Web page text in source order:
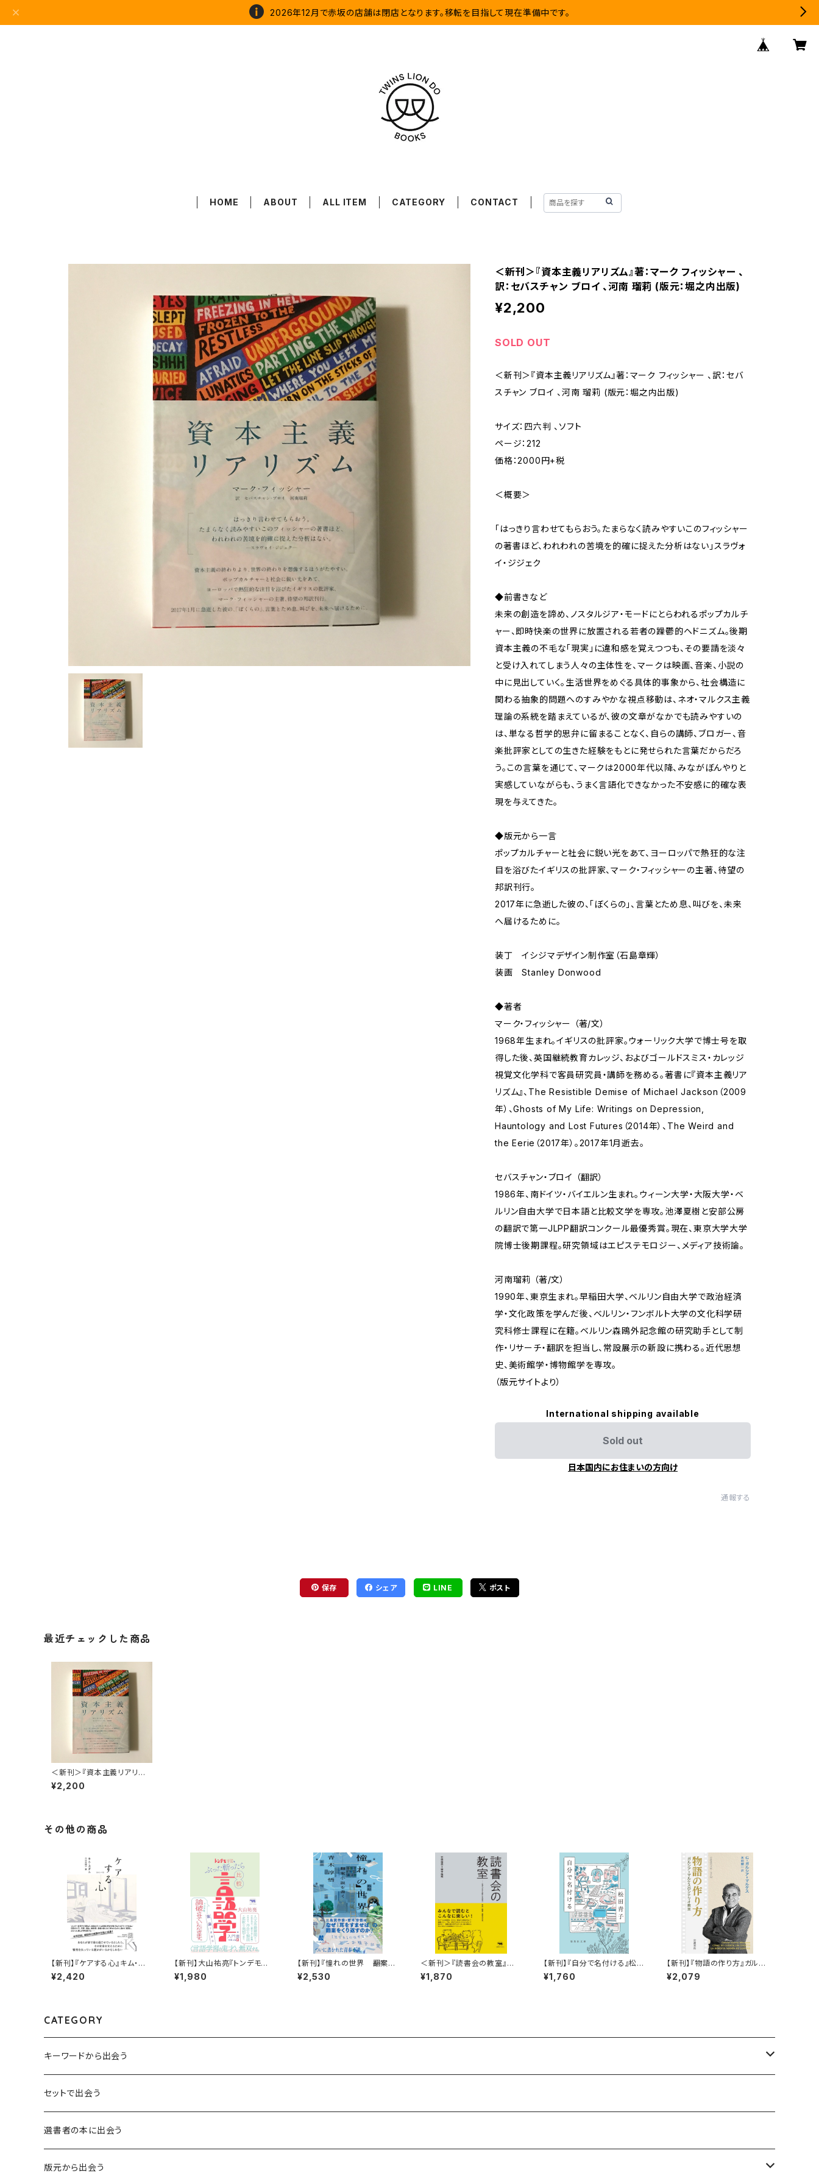
2026年12月で赤坂の店舗は閉店となります。移転を目指して現在準備中です。
HOME ABOUT ALL ITEM CATEGORY CONTACT
＜新刊＞『資本主義リアリズム』著：マーク フィッシャー 、
訳：セバスチャン ブロイ 、河南 瑠莉 (版元：堀之内出版)
¥2,200
SOLD OUT
＜新刊＞『資本主義リアリズム』著：マーク フィッシャー 、訳：セバ
スチャン ブロイ 、河南 瑠莉 (版元：堀之内出版)
サイズ：四六判 、ソフト
ページ：212
価格：2000円+税
＜概要＞
「はっきり言わせてもらおう。たまらなく読みやすいこのフィッシャー
の著書ほど、われわれの苦境を的確に捉えた分析はない」スラヴォ
イ・ジジェク
◆前書きなど
未来の創造を諦め、ノスタルジア・モードにとらわれるポップカルチ
ャー、即時快楽の世界に放置される若者の躁鬱的ヘドニズム。後期
資本主義の不毛な「現実」に違和感を覚えつつも、その要請を淡々
と受け入れてしまう人々の主体性を、マークは映画、音楽、小説の
中に見出していく。生活世界をめぐる具体的事象から、社会構造に
関わる抽象的問題へのすみやかな視点移動は、ネオ・マルクス主義
理論の系統を踏まえているが、彼の文章がなかでも読みやすいの
は、単なる哲学的思弁に留まることなく、自らの講師、ブロガー、音
楽批評家としての生きた経験をもとに発せられた言葉だからだろ
う。この言葉を通じて、マークは2000年代以降、みながぼんやりと
実感していながらも、うまく言語化できなかった不安感に的確な表
現を与えてきた。
◆版元から一言
ポップカルチャーと社会に鋭い光をあて、ヨーロッパで熱狂的な注
目を浴びたイギリスの批評家、マーク・フィッシャーの主著、待望の
邦訳刊行。
2017年に急逝した彼の、「ぼくらの」、言葉とため息、叫びを、未来
へ届けるために。
装丁 イシジマデザイン制作室（石島章輝）
装画 Stanley Donwood
◆著者
マーク・フィッシャー （著/文）
1968年生まれ。イギリスの批評家。ウォーリック大学で博士号を取
得した後、英国継続教育カレッジ、およびゴールドスミス・カレッジ
視覚文化学科で客員研究員・講師を務める。著書に『資本主義リア
リズム』、The Resistible Demise of Michael Jackson（2009
年）、Ghosts of My Life: Writings on Depression,
Hauntology and Lost Futures（2014年）、The Weird and
the Eerie（2017年）。2017年1月逝去。
セバスチャン・ブロイ （翻訳）
1986年、南ドイツ・バイエルン生まれ。ウィーン大学・大阪大学・ベ
ルリン自由大学で日本語と比較文学を専攻。池澤夏樹と安部公房
の翻訳で第一JLPP翻訳コンクール最優秀賞。現在、東京大学大学
院博士後期課程。研究領域はエピステモロジー、メディア技術論。
河南瑠莉 （著/文）
1990年、東京生まれ。早稲田大学、ベルリン自由大学で政治経済
学・文化政策を学んだ後、ベルリン・フンボルト大学の文化科学研
究科修士課程に在籍。ベルリン森鴎外記念館の研究助手として制
作・リサーチ・翻訳を担当し、常設展示の新設に携わる。近代思想
史、美術館学・博物館学を専攻。
（版元サイトより）
International shipping available
Sold out
日本国内にお住まいの方向け
通報する
保存 シェア LINE ポスト
最近チェックした商品
＜新刊＞『資本主義リアリズ
ム』著：マーク フィッシャー 、
訳：セバスチャン ブロイ 、河南
¥2,200
その他の商品
【新刊】『ケアする心』キム・ユ
ダム、小山内園子【訳】
¥2,420
【新刊】大山祐亮『トンデモ学
説をぶった斬ったら比較言語
学の入門書になった件：激論
¥1,980
【新刊】『憧れの世界 ――翻案小
説を書く』青木淳悟
¥2,530
＜新刊＞『読書会の教室』竹
田信弥・田中佳祐（刊行：晶文
社）
¥1,870
【新刊】『自分で名付ける』松田
青子
¥1,760
【新刊】『物語の作り方』ガルシ
ア=マルケス
¥2,079
CATEGORY
キーワードから出会う
言葉：思考の種となるもの
異界：日常から離れた視点
意志：自ら進む力
セットで出会う
選書者の本に出会う
版元から出会う